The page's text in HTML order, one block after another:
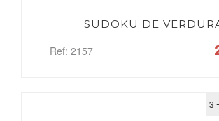
SUDOKU DE
Ref: 2157
3